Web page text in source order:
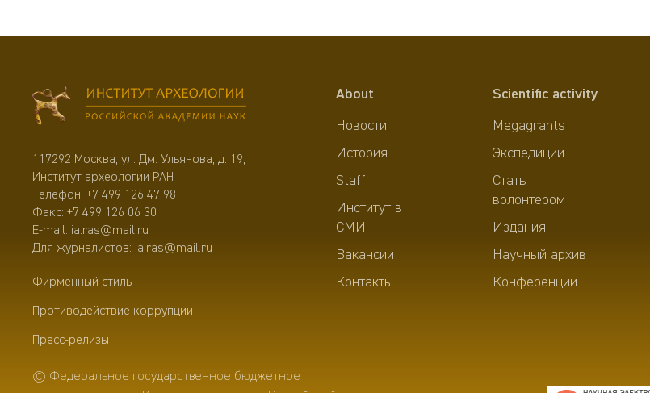
117292 Москва, ул. Дм. Ульянова, д. 19,
Институт археологии РАН
Телефон: +7 499 126 47 98
Факс: +7 499 126 06 30
E-mail: ia.ras@mail.ru
Для журналистов: ia.ras@mail.ru
Фирменный стиль
Противодействие коррупции
Пресс-релизы
About
Новости
История
Staff
Институт в
СМИ
Вакансии
Контакты
Scientific activity
Megagrants
Экспедиции
Стать
волонтером
Издания
Научный архив
Конференции
© Федеральное государственное бюджетное